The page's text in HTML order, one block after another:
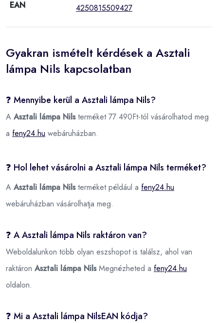
EAN 4250815509427
Gyakran ismételt kérdések a Asztali
lámpa Nils kapcsolatban
❓ Mennyibe kerül a Asztali lámpa Nils?
A Asztali lámpa Nilsterméket 77 490Ft-tól vásárolhatod meg
a feny24.hu webáruházban.
❓ Hol lehet vásárolni a Asztali lámpa Nils terméket?
A Asztali lámpa Nilsterméket például a feny24.hu
webáruházban vásárolhatja meg.
❓ A Asztali lámpa Nils raktáron van?
Weboldalunkon több olyan eszshopot is találsz, ahol van
raktáron Asztali lámpa NilsMegnézheted a feny24.hu
oldalon.
❓ Mi a Asztali lámpa NilsEAN kódja?